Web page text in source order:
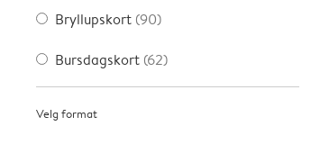
Bryllupskort (90)
Bursdagskort (62)
Velg format